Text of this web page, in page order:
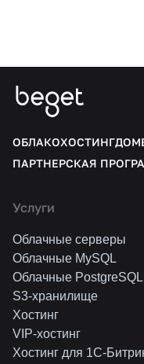
ОБЛАКОХОСТИНГ
ПАРТНЕРСКАЯ
Услуги
Облачные серверы
Облачные MySQL
Облачные PostgreSQL
S3-хранилище
Хостинг
VIP-хостинг
Хостинг для 1C-